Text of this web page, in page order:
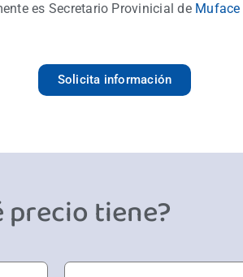
es Secretario Provinicial de Muface
Solicita información
precio tiene?